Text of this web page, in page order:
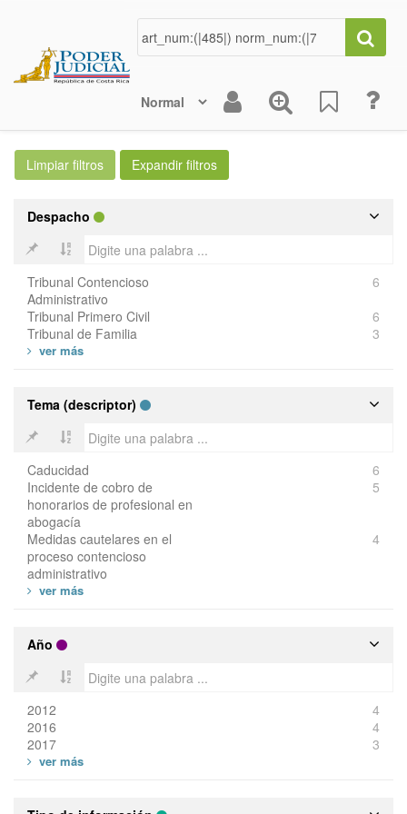
Despacho
Tribunal Contencioso
Administrativo
6
Tribunal Primero Civil
6
Tribunal de Familia
3
Tema (descriptor)
Caducidad
6
Incidente de cobro de
honorarios de profesional en
abogacía
5
Medidas cautelares en el
proceso contencioso
administrativo
4
Año
2012
4
2016
4
2017
3